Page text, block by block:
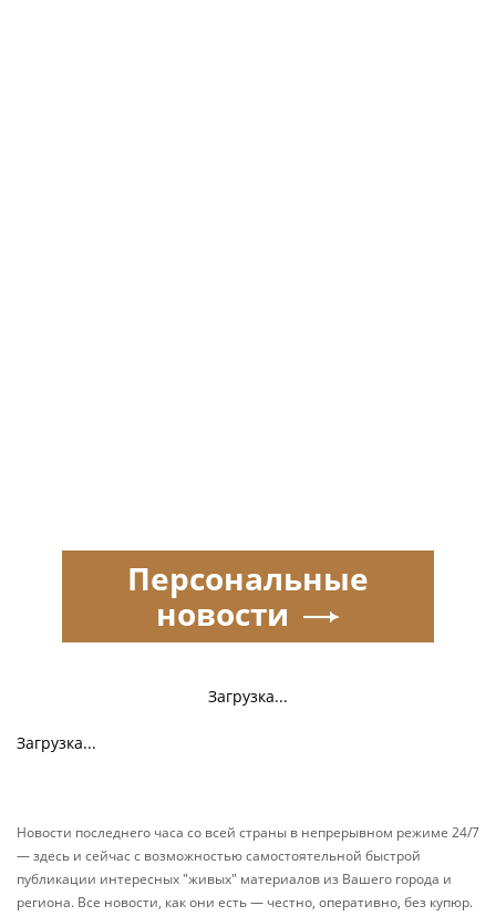
Загрузка...
Загрузка...
Персональные
новости
Новости последнего часа со всей страны в непрерывном режиме 24/7
— здесь и сейчас с возможностью самостоятельной быстрой
публикации интересных "живых" материалов из Вашего города и
региона. Все новости, как они есть — честно, оперативно, без купюр.